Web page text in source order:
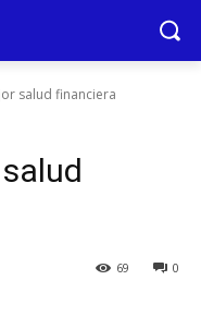
salud financiera
0
69